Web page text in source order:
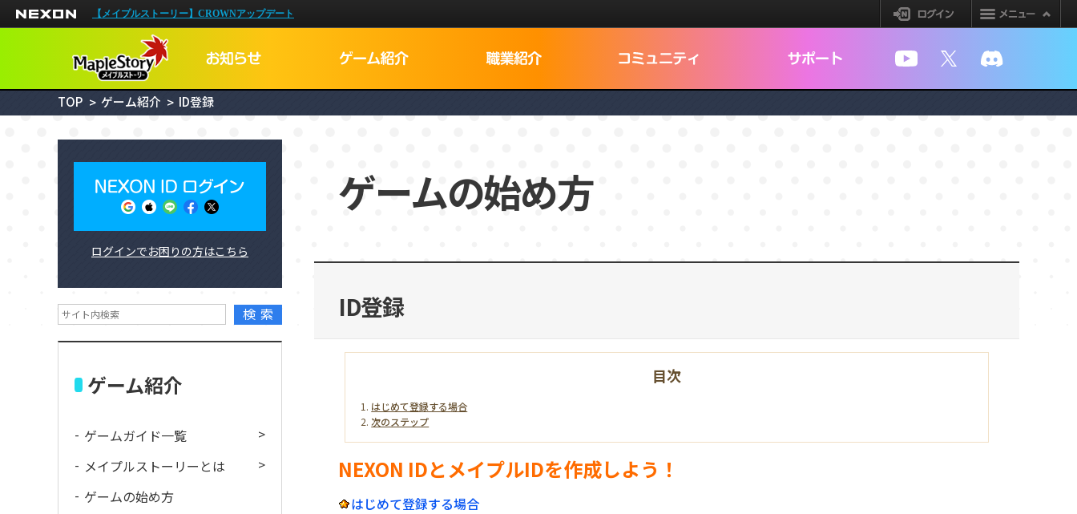
NEXON
【メイプルストーリー】CROWNアップデート ログイン
YouTube
X Discord
TOP ゲーム紹介 ID登録
ゲームの始め方
ID登録
目次
はじめて登録する場合
次のステップ
NEXON IDとメイプルIDを作成しよう！
はじめて登録する場合
ログインでお困りの方はこちら
検索
ゲーム紹介
ゲームガイド一覧
メイプルストーリーとは
ゲームの始め方